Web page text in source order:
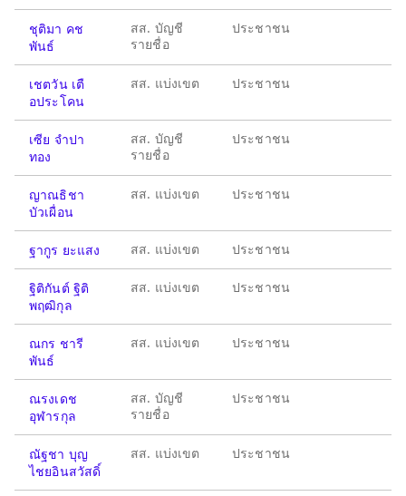
ชุติมา คช
พันธ์
สส. บัญชี
รายชื่อ
ประชาชน
เชตวัน เตื
อประโคน
สส. แบ่งเขต ประชาชน
เซีย จำปา
ทอง
สส. บัญชี
รายชื่อ
ประชาชน
ญาณธิชา
บัวเผื่อน
สส. แบ่งเขต ประชาชน
ฐากูร ยะแสง สส. แบ่งเขต ประชาชน
ฐิติกันต์ ฐิติ
พฤฒิกุล
สส. แบ่งเขต ประชาชน
ณกร ชารี
พันธ์
สส. แบ่งเขต ประชาชน
ณรงเดช
อุฬารกุล
สส. บัญชี
รายชื่อ
ประชาชน
ณัฐชา บุญ
ไชยอินสวัสดิ์
สส. แบ่งเขต ประชาชน